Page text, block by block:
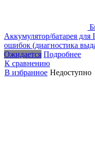
Аккумулятор/батарея для
ошибок (диагностика
Ожидается Подробнее
К сравнению
В избранное Недоступно